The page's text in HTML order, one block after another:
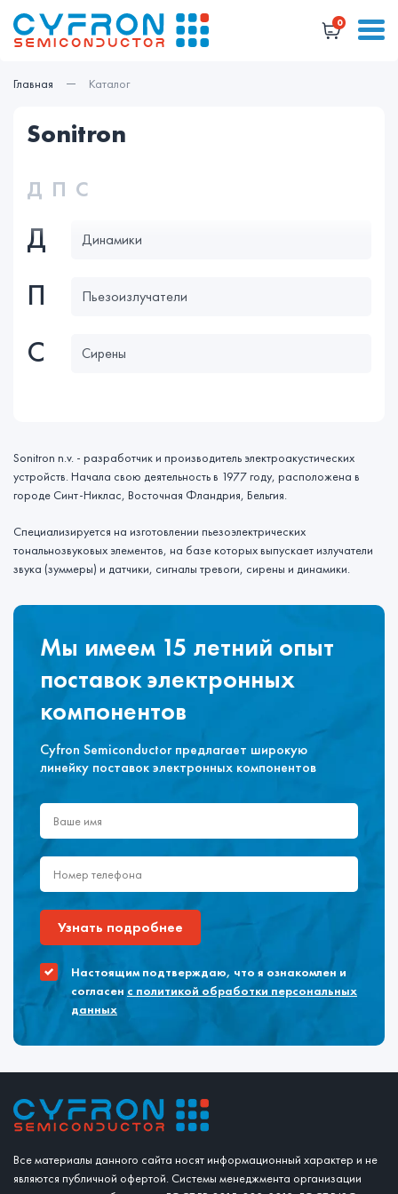
0
Главная Каталог
sonitron
Д П С
Д Динамики
П Пьезоизлучатели
С Сирены
Sonitron n.v. - разработчик и производитель электроакустических
устройств. Начала свою деятельность в 1977 году, расположена в
городе Синт-Никлас, Восточная Фландрия, Бельгия.
Специализируется на изготовлении пьезоэлектрических
тональнозвуковых элементов, на базе которых выпускает излучатели
звука (зуммеры) и датчики, сигналы тревоги, сирены и динамики.
Мы имеем 15 летний опыт
поставок электронных
компонентов
Cyfron Semiconductor предлагает широкую
линейку поставок электронных компонентов
Узнать подробнее
Настоящим подтверждаю, что я ознакомлен и
согласен с политикой обработки персональных
данных
Все материалы данного сайта носят информационный характер и не
являются публичной офертой. Системы менеджмента организации